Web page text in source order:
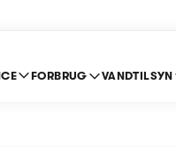
FORBRUG VANDTILSYN